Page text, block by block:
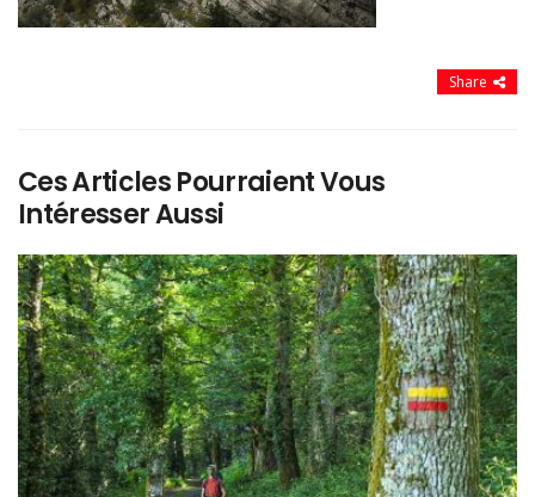
Share
Ces Articles Pourraient Vous
Intéresser Aussi